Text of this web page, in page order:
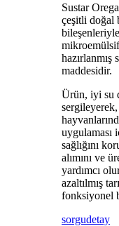
Sustar
çeşitli doğal
hazırlanmış
maddesidir.
Ürün, iyi su
uygulaması
sağlığını
alımını ve
yardımcı
azaltılmış
fonksiyonel
sorgudetay